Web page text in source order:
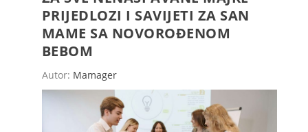
PRIJEDLOZI I SAVIJETI ZA SAN
MAME SA NOVOROĐENOM
BEBOM
Autor: Mamager